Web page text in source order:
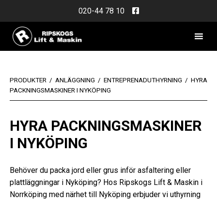
content
020-44 78 10
PRODUKTER / ANLÄGGNING / ENTREPRENADUTHYRNING / HYRA
PACKNINGSMASKINER I NYKÖPING
HYRA PACKNINGSMASKINER
I NYKÖPING
Behöver du packa jord eller grus inför asfaltering eller
plattläggningar i Nyköping? Hos Ripskogs Lift & Maskin i
Norrköping med närhet till Nyköping erbjuder vi uthyrning